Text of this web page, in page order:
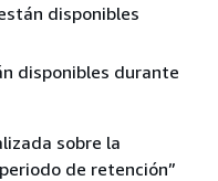
disponibles
disponibles durante
sobre la
de retención”